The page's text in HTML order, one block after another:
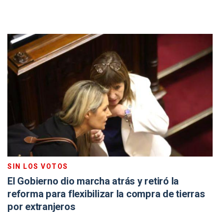
SIN LOS VOTOS
El Gobierno dio marcha atrás y retiró la
reforma para flexibilizar la compra de tierras
por extranjeros